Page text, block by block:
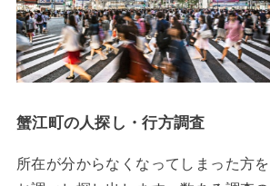
蟹江町の人探し・行方調査
所在が分からなくなってしまった方を